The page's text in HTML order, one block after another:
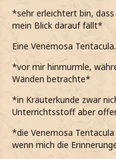
*sehr erleichtert bin,
mein Blick darauf fällt*
Eine Venemosa
*vor mir hinmurmle,
Wänden betrachte*
*in Kräuterkunde zwar
Unterrichtsstoff aber
*die Venemosa
wenn mich die